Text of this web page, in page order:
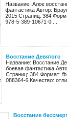
Название: Алое
фантастика Автор:
2015 Страниц: 384
978-5-389-10671-0 ...
Восстание Девятого
Название: Восстание
боевая фантастика
Страниц: 384 Формат:
088364-6 Качество:
Восстание